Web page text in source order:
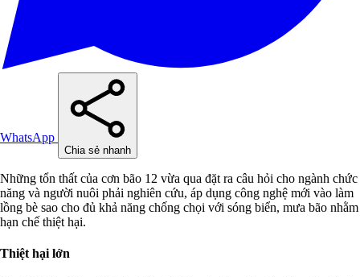
WhatsApp
Chia sẻ nhanh
Những tổn thất của cơn bão 12 vừa qua đặt ra câu hỏi cho ngành chức
năng và người nuôi phải nghiên cứu, áp dụng công nghệ mới vào làm
lồng bè sao cho đủ khả năng chống chọi với sóng biển, mưa bão nhằm
hạn chế thiệt hại.
Thiệt hại lớn